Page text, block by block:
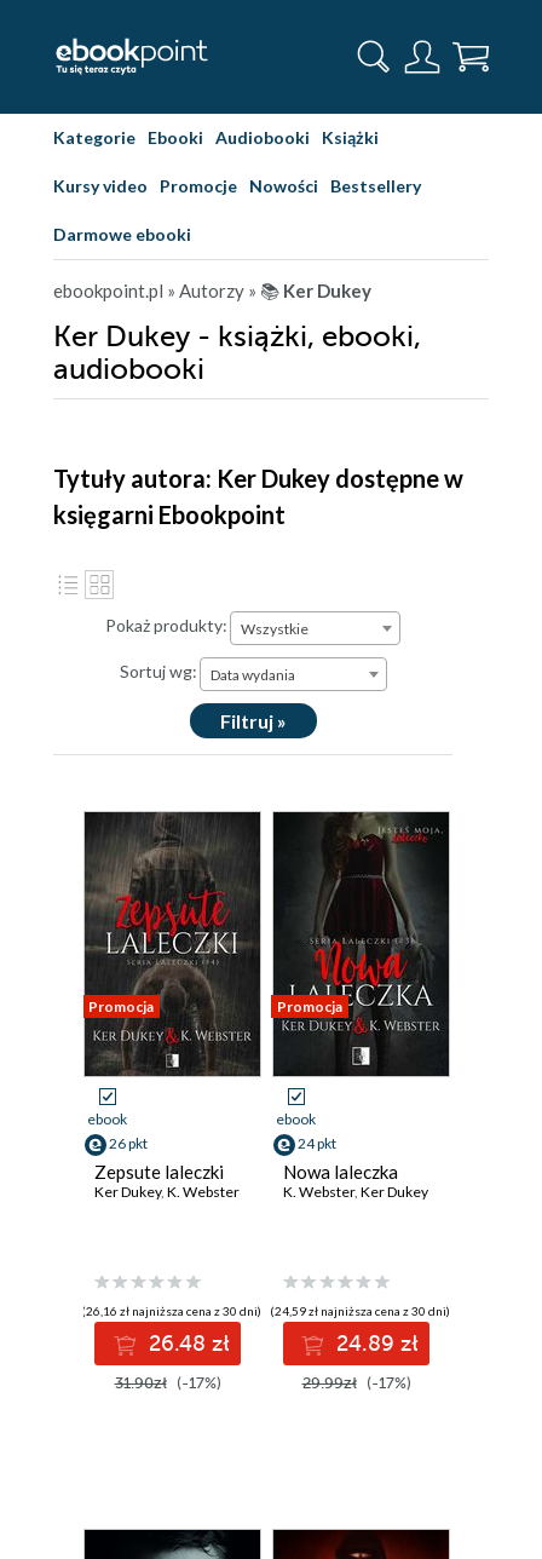
Kategorie Ebooki Audiobooki Książki
Kursy video Promocje Nowości Bestsellery
Darmowe ebooki
ebookpoint.pl » Autorzy » 📚 Ker Dukey
Ker Dukey - książki, ebooki,
audiobooki
Tytuły autora: Ker Dukey dostępne w
księgarni Ebookpoint
Pokaż produkty: Wszystkie
Sortuj wg: Data wydania
Filtruj »
Promocja
ebook
26 pkt
Zepsute laleczki
Ker Dukey, K. Webster
(26,16 zł najniższa cena z 30 dni)
26.48 zł
31.90zł (-17%)
Promocja
ebook
24 pkt
Nowa laleczka
K. Webster, Ker Dukey
(24,59 zł najniższa cena z 30 dni)
24.89 zł
29.99zł (-17%)